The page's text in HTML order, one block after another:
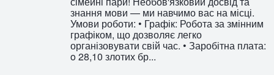
знання мови — ми навчимо вас на місці.
Умови роботи: • Графік: Робота за змінним
графіком, що дозволяє легко
організовувати свій час. • Заробітна плата:
o 28,10 злотих бр...